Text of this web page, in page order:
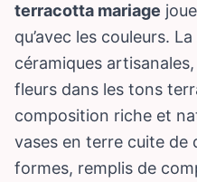
terracotta mariage
qu’avec les couleurs.
céramiques
fleurs dans les tons
composition riche et
vases en terre cuite de
formes, remplis de